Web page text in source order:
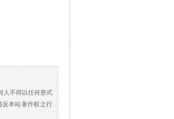
人不得以任何形式
反本站著作权之行